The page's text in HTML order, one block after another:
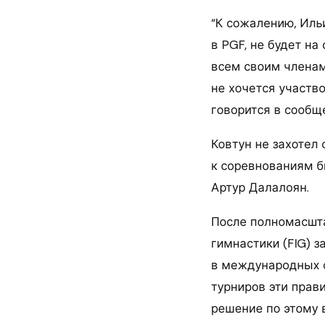
“К сожалению,
в PGF, не будет
всем своим
не хочется
говорится в
Ковтун не
к соревнованиям
Артур Далалоян.
После
гимнастики (FIG)
в международных
турниров эти
решение по этому